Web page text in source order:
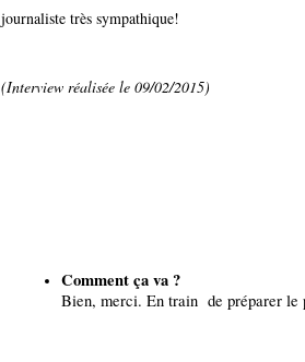
journaliste très sympathique!
(Interview réalisée le 09/02/2015)
Comment ça va ?
Bien, merci. En train de préparer le